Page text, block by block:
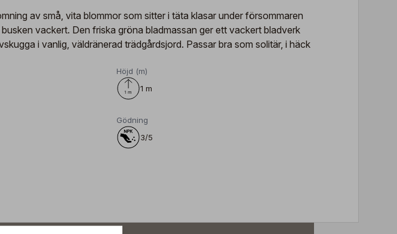
av små, vita blommor som sitter i täta klasar under försommaren
vackert. Den friska gröna bladmassan ger ett vackert bladverk
i vanlig, väldränerad trädgårdsjord. Passar bra som solitär, i häck
Höjd (m)
1 m
Gödning
3/5